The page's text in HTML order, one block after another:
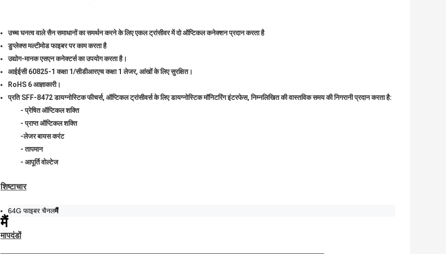
उच्च घनत्व वाले सैन समाधानों का समर्थन करने के लिए एकल ट्रांसीवर में दो ऑप्टिकल कनेक्शन प्रदान करता है
डुप्लेक्स मल्टीमोड फाइबर पर काम करता है
उद्योग-मानक एसएन कनेक्टर्स का उपयोग करता है।
आईईसी 60825-1 कक्षा 1/सीडीआरएच कक्षा 1 लेजर, आंखों के लिए सुरक्षित।
RoHS 6 आज्ञाकारी।
प्रति SFF-8472 डायग्नोस्टिक फीचर्स, ऑप्टिकल ट्रांसीवर्स के लिए डायग्नोस्टिक मॉनिटरिंग इंटरफेस, निम्नलिखित की वास्तविक समय की निगरानी प्रदान करता है:
- प्रेषित ऑप्टिकल शक्ति
- प्राप्त ऑप्टिकल शक्ति
-लेजर बायस करंट
- तापमान
- आपूर्ति वोल्टेज
शिष्टाचार
64G फाइबर चैनलमैं
मैं
मापदंडों